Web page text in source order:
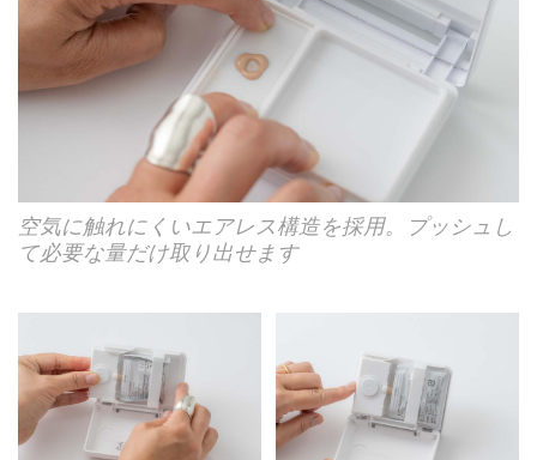
空気に触れにくいエアレス構造を採用。プッシュし
て必要な量だけ取り出せます